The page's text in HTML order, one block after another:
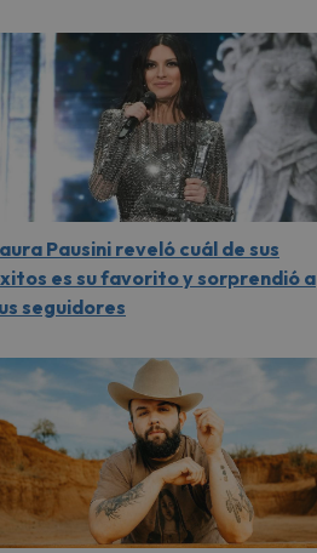
Pausini reveló cuál de sus
es su favorito y sorprendió a
seguidores